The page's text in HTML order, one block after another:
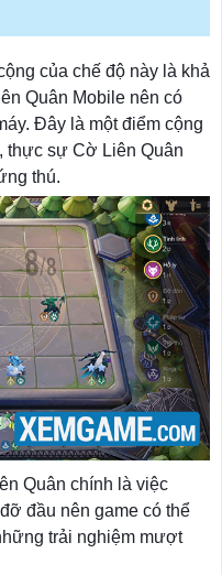
của chế độ này là khả
Quân Mobile nên có
Đây là một điểm cộng
thực sự Cờ Liên Quân
thú.
Quân chính là việc
đầu nên game có thể
trải nghiệm mượt